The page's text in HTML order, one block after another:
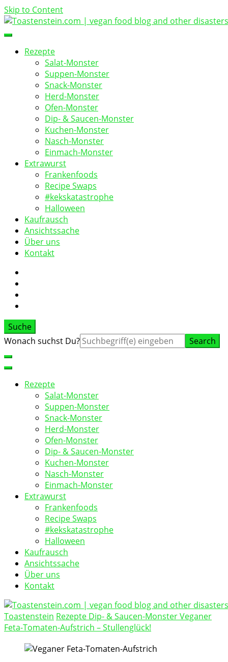
Skip to Content
Toastenstein.com
vegan food blog
Rezepte
Salat-Monster
Suppen-Monster
Snack-Monster
Herd-Monster
Ofen-Monster
Dip- & Saucen-Monster
Kuchen-Monster
Nasch-Monster
Einmach-Monster
Extrawurst
Frankenfoods
Recipe Swaps
#kekskatastrophe
Halloween
Kaufrausch
Ansichtssache
Über uns
Kontakt
Suche
Suche
Wonach suchst Du?
Rezepte
Salat-Monster
Suppen-Monster
Snack-Monster
Herd-Monster
Ofen-Monster
Dip- & Saucen-Monster
Kuchen-Monster
Nasch-Monster
Einmach-Monster
Extrawurst
Frankenfoods
Recipe Swaps
#kekskatastrophe
Halloween
Kaufrausch
Ansichtssache
Über uns
Kontakt
Toastenstein.com
vegan food blog
Toastenstein Rezepte Dip- & Saucen-MonsterVeganer
Feta-Tomaten-Aufstrich – Stullenglück!